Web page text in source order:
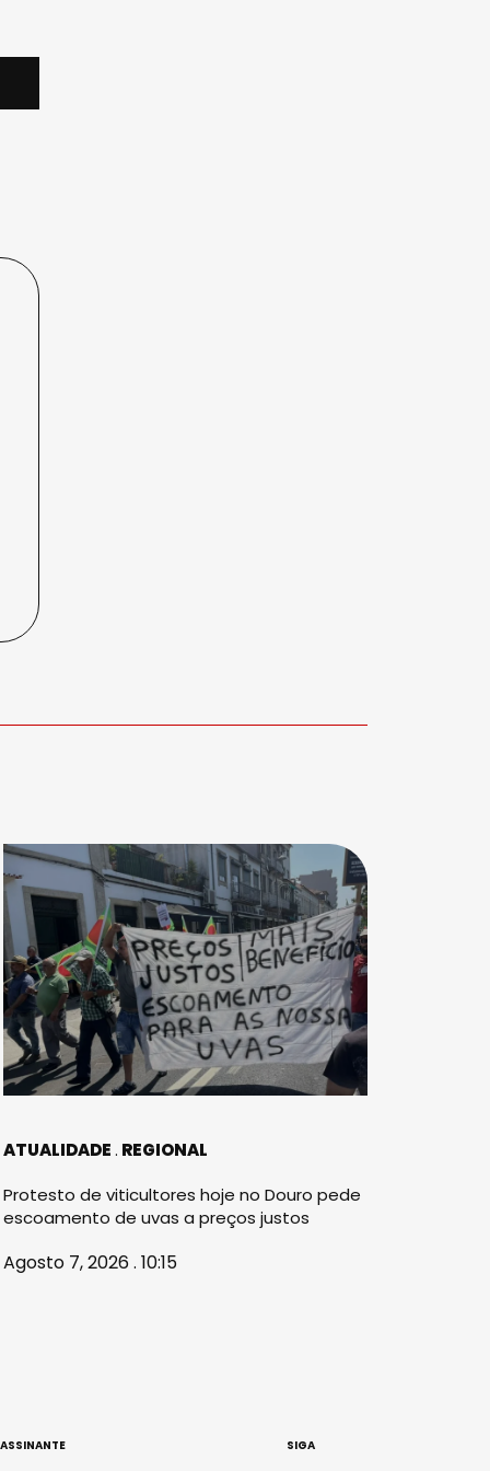
ATUALIDADE REGIONAL
Protesto de viticultores hoje no Douro pede
escoamento de uvas a preços justos
Agosto 7, 2026 . 10:15
SIGA